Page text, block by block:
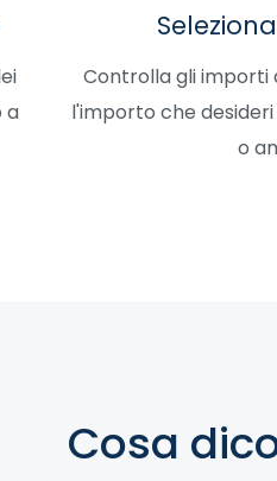
a
Controlla gli importi
l'importo che
o
Cosa